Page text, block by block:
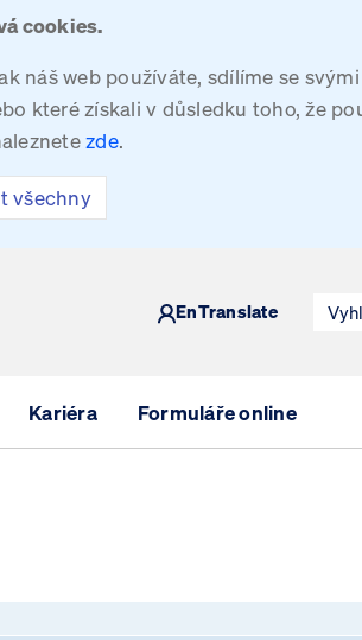
cookies.
náš web používáte, sdílíme se
které získali v důsledku toho, že
zde.
všechny
EnTranslate
Kariéra Formuláře online